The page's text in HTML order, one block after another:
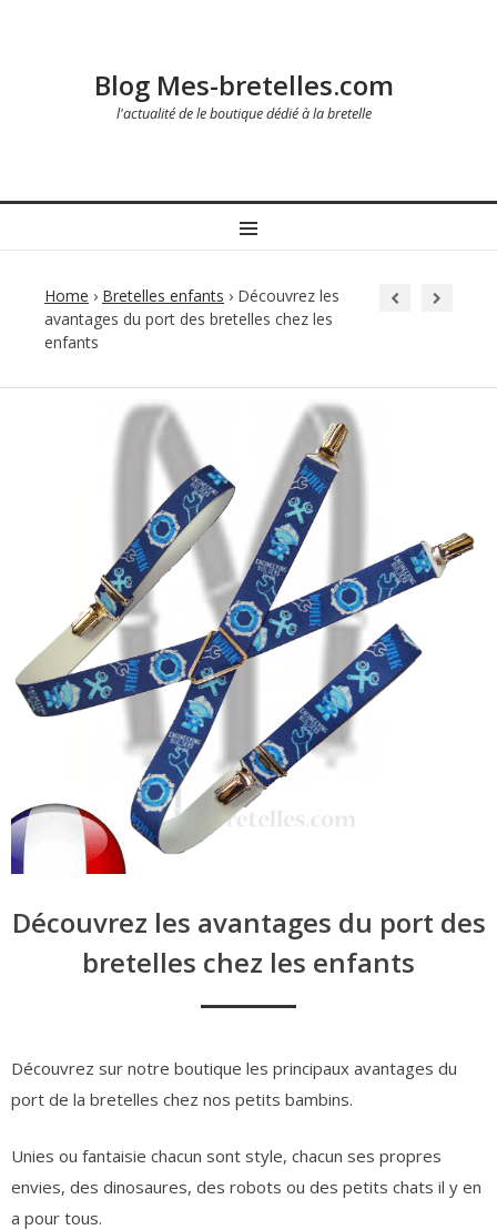
Blog Mes-bretelles.com
l'actualité de le boutique dédié à la bretelle
MENU
Home › Bretelles enfants › Découvrez les
avantages du port des bretelles chez les
enfants
Découvrez les avantages du port des
bretelles chez les enfants
Découvrez sur notre boutique les principaux avantages du
port de la bretelles chez nos petits bambins.
Unies ou fantaisie chacun sont style, chacun ses propres
envies, des dinosaures, des robots ou des petits chats il y en
a pour tous.